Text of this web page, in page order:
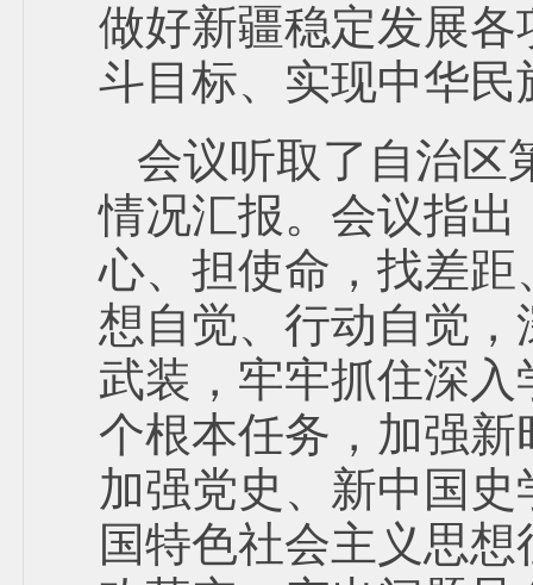
做好新疆稳定发展各
斗目标、实现中华
会议听取了自治区
情况汇报。会议指
心、担使命，找差
想自觉、行动自觉
武装，牢牢抓住深
个根本任务，加强
加强党史、新中国
国特色社会主义思